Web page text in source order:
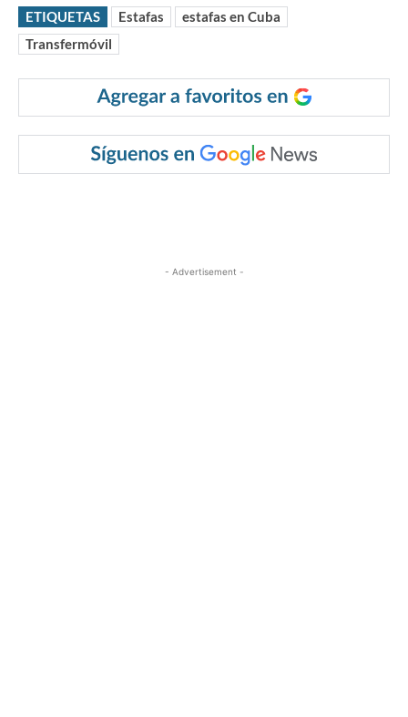
ETIQUETAS Estafas
estafas en Cuba
Transfermóvil
- Advertisement -